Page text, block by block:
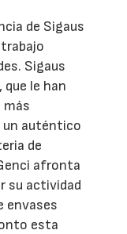
de Sigaus
Sigaus
le han
más
un auténtico
de
afronta
su actividad
envases
esta